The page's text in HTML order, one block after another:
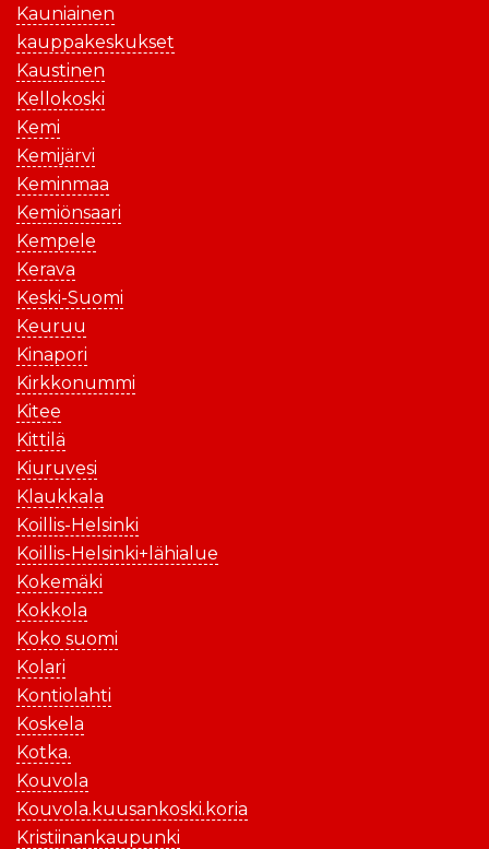
Kauniainen
kauppakeskukset
Kaustinen
Kellokoski
Kemi
Kemijärvi
Keminmaa
Kemiönsaari
Kempele
Kerava
Keski-Suomi
Keuruu
Kinapori
Kirkkonummi
Kitee
Kittilä
Kiuruvesi
Klaukkala
Koillis-Helsinki
Koillis-Helsinki+lähialue
Kokemäki
Kokkola
Koko suomi
Kolari
Kontiolahti
Koskela
Kotka.
Kouvola
Kouvola.kuusankoski.koria
Kristiinankaupunki